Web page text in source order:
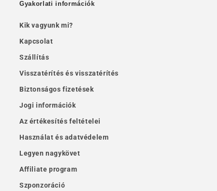
Gyakorlati információk
Kik vagyunk mi?
Kapcsolat
Szállítás
Visszatérítés és visszatérítés
Biztonságos fizetések
Jogi információk
Az értékesítés feltételei
Használat és adatvédelem
Legyen nagykövet
Affiliate program
Szponzoráció